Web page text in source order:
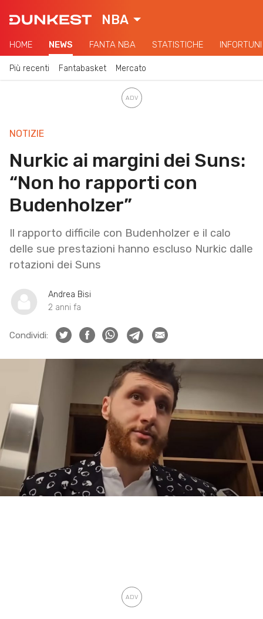
NBA
HOME NEWS FANTA NBA STATISTICHE INFORTUNI
Più recenti Fantabasket Mercato
NOTIZIE
Nurkic ai margini dei Suns:
“Non ho rapporti con
Budenholzer”
Il rapporto difficile con Budenholzer e il calo
delle sue prestazioni hanno escluso Nurkic dalle
rotazioni dei Suns
Andrea Bisi
2 anni fa
Condividi: